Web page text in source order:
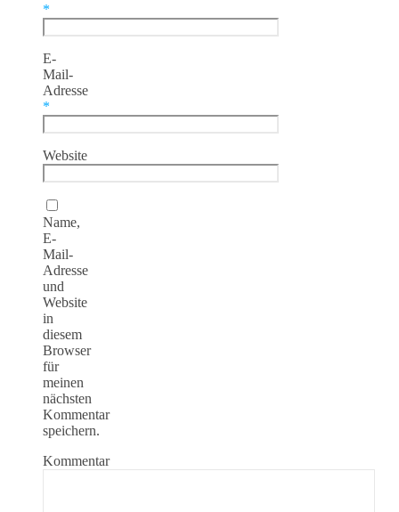
*
E-
Mail-
Adresse
*
Website
Name,
E-
Mail-
Adresse
und
Website
in
diesem
Browser
für
meinen
nächsten
Kommentar
speichern.
Kommentar